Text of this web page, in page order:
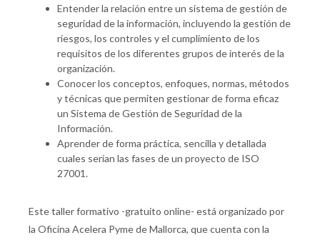
Entender la relación entre un sistema de gestión de
seguridad de la información, incluyendo la gestión de
riesgos, los controles y el cumplimiento de los
requisitos de los diferentes grupos de interés de la
organización.
Conocer los conceptos, enfoques, normas, métodos
y técnicas que permiten gestionar de forma eficaz
un Sistema de Gestión de Seguridad de la
Información.
Aprender de forma práctica, sencilla y detallada
cuales serían las fases de un proyecto de ISO
27001.
Este taller formativo -gratuito online- está organizado por
la Oficina Acelera Pyme de Mallorca, que cuenta con la